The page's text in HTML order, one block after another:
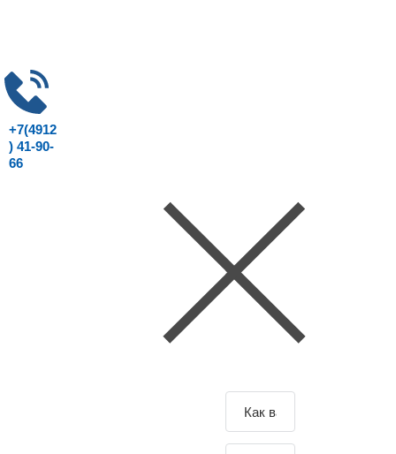
+7(4912
) 41-90-
66